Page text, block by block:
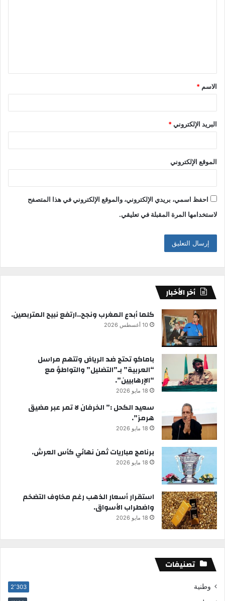
ق
*
الاسم *
البريد الإلكتروني*
الموقع الإلكتروني
احفظ اسمي، بريدي الإلكتروني، والموقع الإلكتروني في هذا المتصفح
لاستخدامها المرة المقبلة في تعليقي.
أخر الأخبار
كلما أبدع المغرب ونجح..ارتفع نبيح المتربصين.
10 أغسطس 2026
باماكو تحتج ضد الرياض وتتهم مراسل
“العربية” بـ”التضليل” والتواطؤ مع
“الإرهابيين”.
18 مايو 2026
سعيد الكحل :” الخرفان لا تمر عبر مضيق
هرمز”.
18 مايو 2026
برنامج مباريات ثمن نهائي كأس العرش.
18 مايو 2026
استقرار أسعار الذهب رغم مخاوف التضخم
واضطراب الأسواق.
18 مايو 2026
تصنيفات
وطنية 2٬303